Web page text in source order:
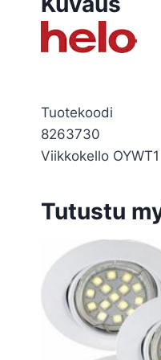
Tuotekoodi
8263730
Viikkokello OYWT1
Tutustu